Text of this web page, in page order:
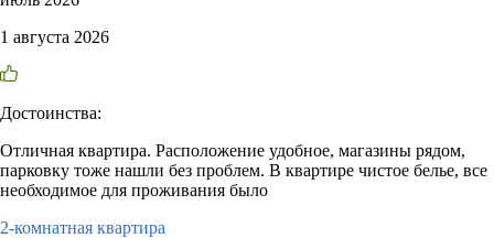
1 августа 2026
Достоинства:
Отличная квартира. Расположение удобное, магазины рядом,
парковку тоже нашли без проблем. В квартире чистое белье, все
необходимое для проживания было
2-комнатная квартира